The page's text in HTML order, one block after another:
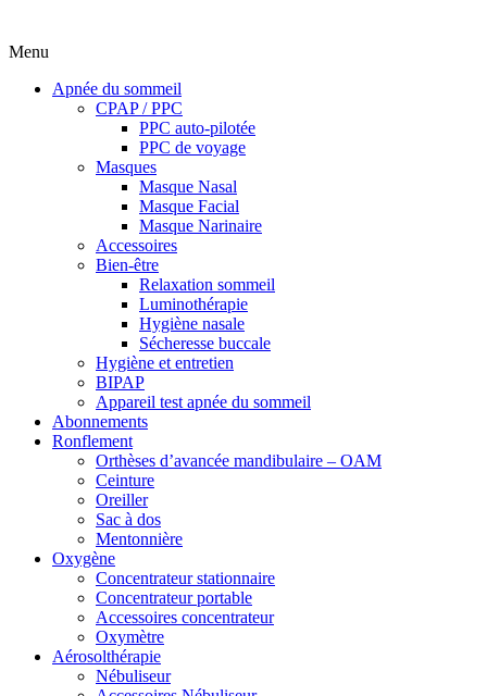
Menu
Apnée du sommeil
CPAP / PPC
PPC auto-pilotée
PPC de voyage
Masques
Masque Nasal
Masque Facial
Masque Narinaire
Accessoires
Bien-être
Relaxation sommeil
Luminothérapie
Hygiène nasale
Sécheresse buccale
Hygiène et entretien
BIPAP
Appareil test apnée du sommeil
Abonnements
Ronflement
Orthèses d’avancée mandibulaire – OAM
Ceinture
Oreiller
Sac à dos
Mentonnière
Oxygène
Concentrateur stationnaire
Concentrateur portable
Accessoires concentrateur
Oxymètre
Aérosolthérapie
Nébuliseur